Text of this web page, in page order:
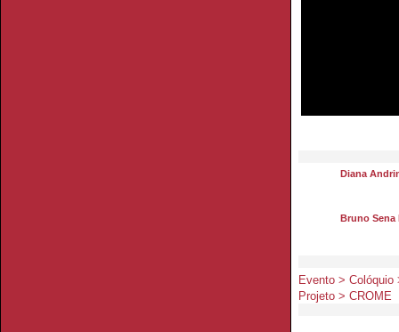
Diana
Bruno Sena
Evento >
Projeto > CROME